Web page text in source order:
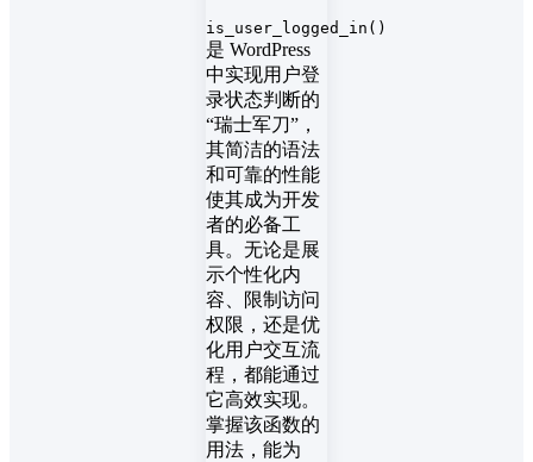
is_user_logged_in()
是 WordPress
中实现用户登
录状态判断的
“瑞士军刀”，
其简洁的语法
和可靠的性能
使其成为开发
者的必备工
具。无论是展
示个性化内
容、限制访问
权限，还是优
化用户交互流
程，都能通过
它高效实现。
掌握该函数的
用法，能为